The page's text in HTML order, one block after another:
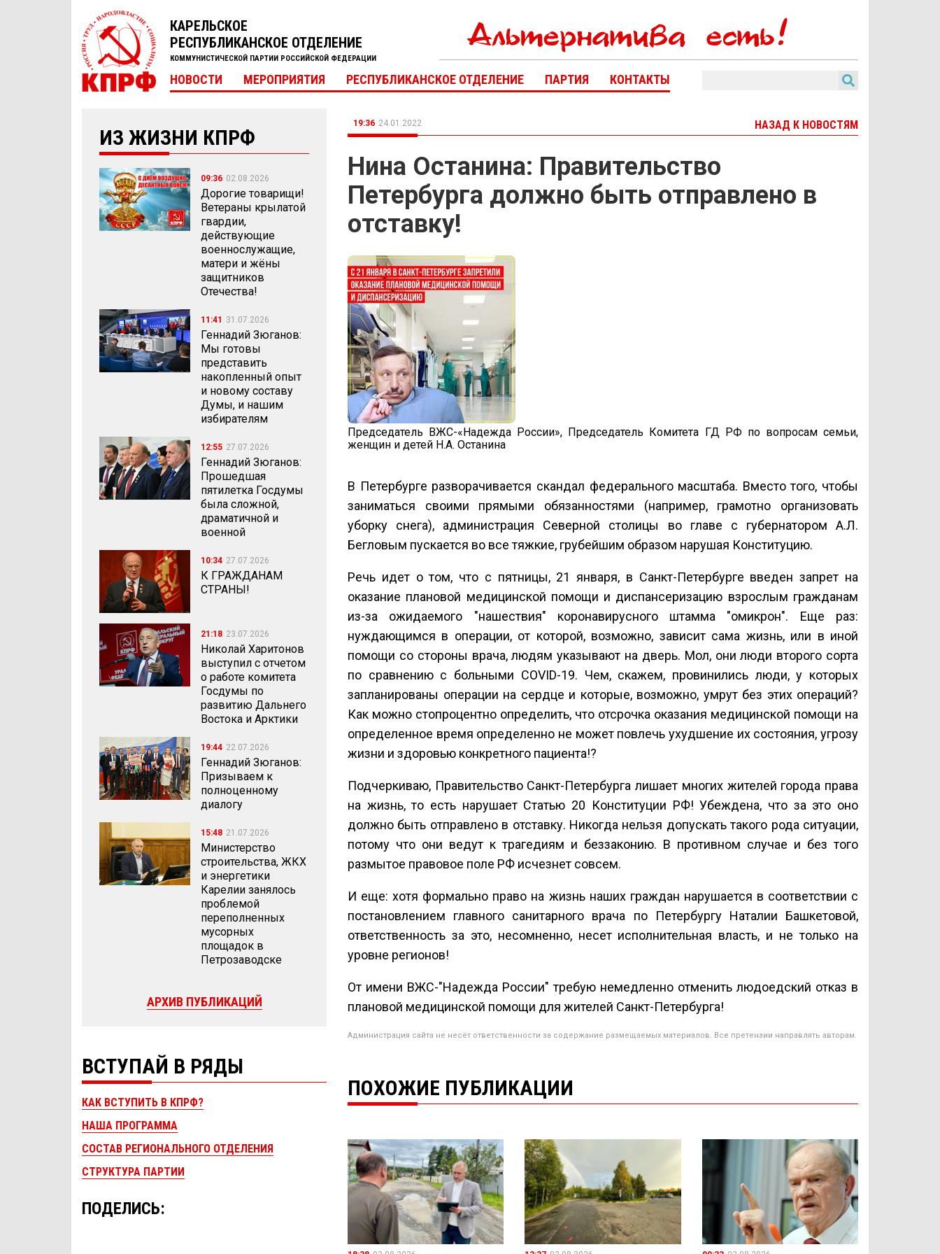
КАРЕЛЬСКОЕ
РЕСПУБЛИКАНСКОЕ ОТДЕЛЕНИЕ
КОММУНИСТИЧЕСКОЙ ПАРТИИ РОССИЙСКОЙ ФЕДЕРАЦИИ
НОВОСТИ МЕРОПРИЯТИЯ РЕСПУБЛИКАНСКОЕ ОТДЕЛЕНИЕ ПАРТИЯ КОНТАКТЫ
ИЗ ЖИЗНИ КПРФ
09:36 02.08.2026
Дорогие товарищи!
Ветераны крылатой
гвардии,
действующие
военнослужащие,
матери и жёны
защитников
Отечества!
11:41 31.07.2026
Геннадий Зюганов:
Мы готовы
представить
накопленный опыт
и новому составу
Думы, и нашим
избирателям
12:55 27.07.2026
Геннадий Зюганов:
Прошедшая
пятилетка Госдумы
была сложной,
драматичной и
военной
10:34 27.07.2026
К ГРАЖДАНАМ
СТРАНЫ!
21:18 23.07.2026
Николай Харитонов
выступил с отчетом
о работе комитета
Госдумы по
развитию Дальнего
Востока и Арктики
19:44 22.07.2026
Геннадий Зюганов:
Призываем к
полноценному
диалогу
15:48 21.07.2026
Министерство
строительства, ЖКХ
и энергетики
Карелии занялось
проблемой
переполненных
мусорных
площадок в
Петрозаводске
АРХИВ ПУБЛИКАЦИЙ
ВСТУПАЙ В РЯДЫ
КАК ВСТУПИТЬ В КПРФ?
НАША ПРОГРАММА
СОСТАВ РЕГИОНАЛЬНОГО ОТДЕЛЕНИЯ
СТРУКТУРА ПАРТИИ
ПОДЕЛИСЬ:
19:36 24.01.2022 НАЗАД К НОВОСТЯМ
Нина Останина: Правительство
Петербурга должно быть отправлено в
отставку!
Председатель ВЖС-«Надежда России», Председатель Комитета ГД РФ по вопросам семьи,
женщин и детей Н.А. Останина
В Петербурге разворачивается скандал федерального масштаба. Вместо того, чтобы
заниматься своими прямыми обязанностями (например, грамотно организовать
уборку снега), администрация Северной столицы во главе с губернатором А.Л.
Бегловым пускается во все тяжкие, грубейшим образом нарушая Конституцию.
Речь идет о том, что с пятницы, 21 января, в Санкт-Петербурге введен запрет на
оказание плановой медицинской помощи и диспансеризацию взрослым гражданам
из-за ожидаемого "нашествия" коронавирусного штамма "омикрон". Еще раз:
нуждающимся в операции, от которой, возможно, зависит сама жизнь, или в иной
помощи со стороны врача, людям указывают на дверь. Мол, они люди второго сорта
по сравнению с больными COVID-19. Чем, скажем, провинились люди, у которых
запланированы операции на сердце и которые, возможно, умрут без этих операций?
Как можно стопроцентно определить, что отсрочка оказания медицинской помощи на
определенное время определенно не может повлечь ухудшение их состояния, угрозу
жизни и здоровью конкретного пациента!?
Подчеркиваю, Правительство Санкт-Петербурга лишает многих жителей города права
на жизнь, то есть нарушает Статью 20 Конституции РФ! Убеждена, что за это оно
должно быть отправлено в отставку. Никогда нельзя допускать такого рода ситуации,
потому что они ведут к трагедиям и беззаконию. В противном случае и без того
размытое правовое поле РФ исчезнет совсем.
И еще: хотя формально право на жизнь наших граждан нарушается в соответствии с
постановлением главного санитарного врача по Петербургу Наталии Башкетовой,
ответственность за это, несомненно, несет исполнительная власть, и не только на
уровне регионов!
От имени ВЖС-"Надежда России" требую немедленно отменить людоедский отказ в
плановой медицинской помощи для жителей Санкт-Петербурга!
Администрация сайта не несёт ответственности за содержание размещаемых материалов. Все претензии направлять авторам.
ПОХОЖИЕ ПУБЛИКАЦИИ